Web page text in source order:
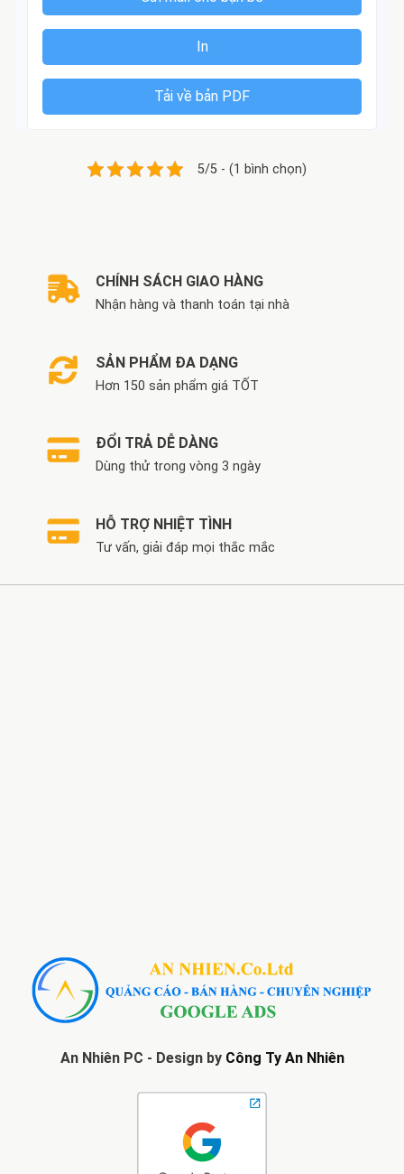
In
Tải về bản PDF
5/5 - (1 bình chọn)
CHÍNH SÁCH GIAO HÀNG
Nhận hàng và thanh toán tại nhà
SẢN PHẨM ĐA DẠNG
Hơn 150 sản phẩm giá TỐT
ĐỔI TRẢ DỄ DÀNG
Dùng thử trong vòng 3 ngày
HỖ TRỢ NHIỆT TÌNH
Tư vấn, giải đáp mọi thắc mắc
An Nhiên PC - Design by Công Ty An Nhiên